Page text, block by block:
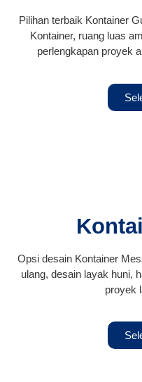
Pilihan terbaik Kontainer
Kontainer, ruang luas
perlengkapan proyek
Opsi desain Kontainer
ulang, desain layak huni,
proyek